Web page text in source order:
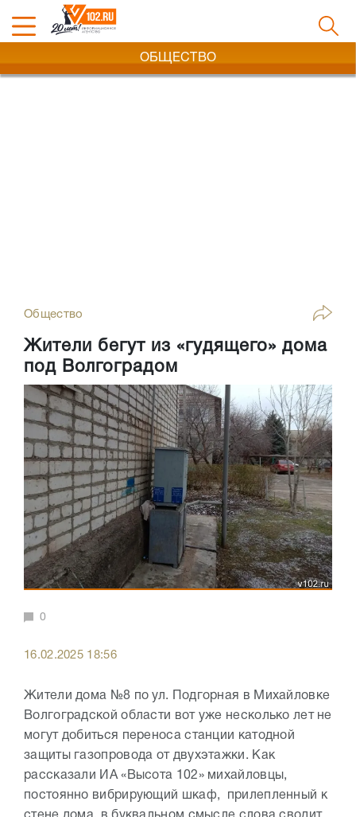
ОБЩЕСТВО
Общество
Жители бегут из «гудящего» дома
под Волгоградом
0
16.02.2025 18:56
Жители дома №8 по ул. Подгорная в Михайловке
Волгоградской области вот уже несколько лет не
могут добиться переноса станции катодной
защиты газопровода от двухэтажки. Как
рассказали ИА «Высота 102» михайловцы,
постоянно вибрирующий шкаф, прилепленный к